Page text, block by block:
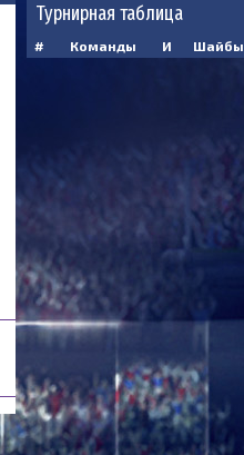
Турнирная таблица
# Команды И Шайбы